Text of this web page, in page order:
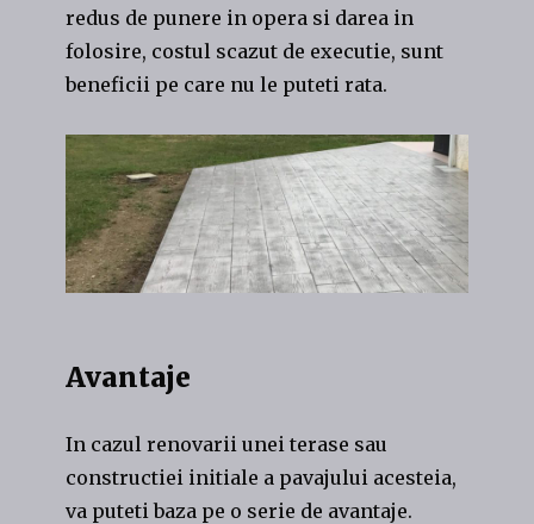
redus de punere in opera si darea in
folosire, costul scazut de executie, sunt
beneficii pe care nu le puteti rata.
Avantaje
In cazul renovarii unei terase sau
constructiei initiale a pavajului acesteia,
va puteti baza pe o serie de avantaje.